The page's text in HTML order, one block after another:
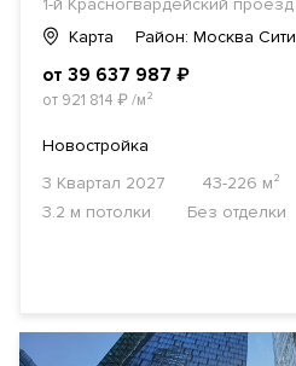
1-й Красногвардейский проезд
Карта
Район: Москва Сити
от 39 637 987 ₽
от 921 814 ₽/м²
Новостройка
3 Квартал 2027
43-226 м²
3.2 м потолки
Без отделки